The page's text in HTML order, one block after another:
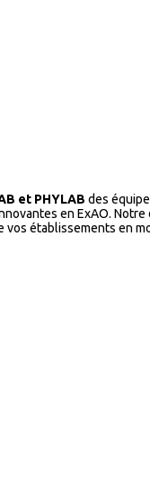
et PHYLAB des
en ExAO.
vos établissements en